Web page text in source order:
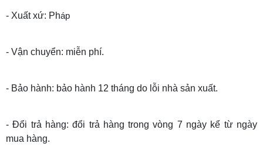
- Xuất xứ: Pháp
- Vận chuyển: miễn phí.
- Bảo hành: bảo hành 12 tháng do lỗi nhà sản xuất.
- Đổi trả hàng: đổi trả hàng trong vòng 7 ngày kể từ ngày
mua hàng.